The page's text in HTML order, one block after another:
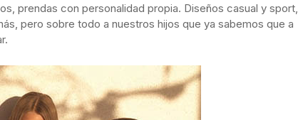
prendas con personalidad propia. Diseños casual y sport,
pero sobre todo a nuestros hijos que ya sabemos que a